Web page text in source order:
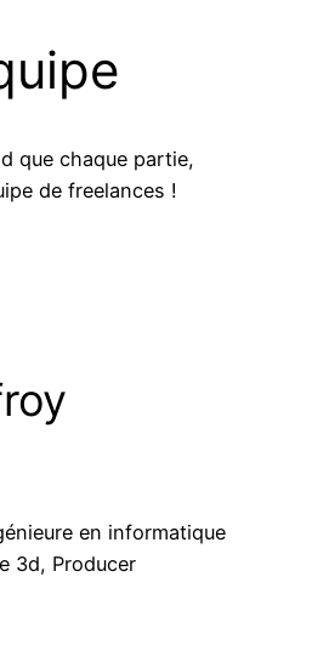
que chaque partie,
de freelances !
en informatique
3d, Producer